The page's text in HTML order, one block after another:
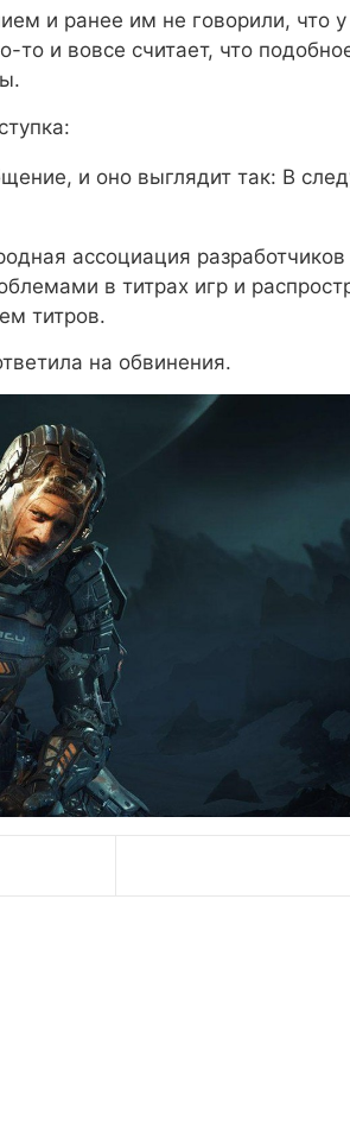
и ранее им не говорили, что
то и вовсе считает, что
и оно выглядит так: В
ассоциация
в титрах игр и
титров.
на обвинения.